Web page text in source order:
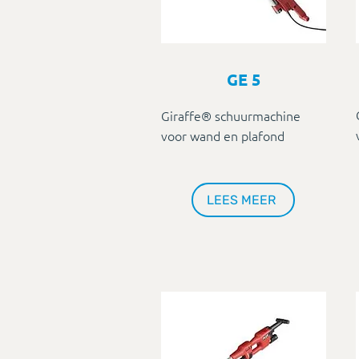
GE 5
Giraffe® schuurmachine
voor wand en plafond
LEES MEER